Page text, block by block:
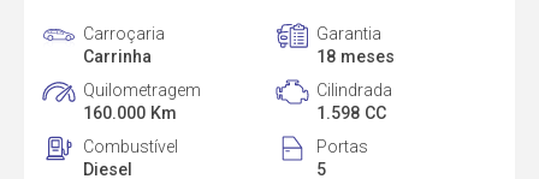
Carroçaria
Carrinha
Garantia
18 meses
Quilometragem
160.000 Km
Cilindrada
1.598 CC
Combustível
Diesel
Portas
5